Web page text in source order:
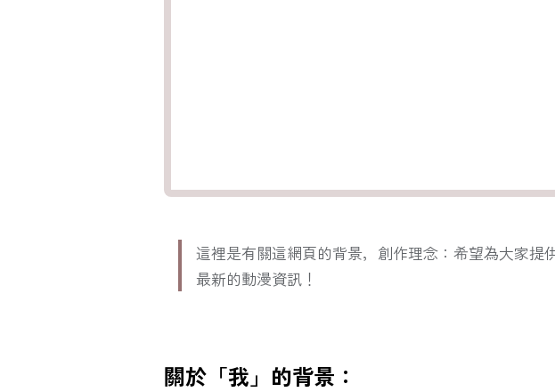
這裡是有關這網頁的背景，創作理念：希望為大家
最新的動漫資訊！
關於「我」的背景：